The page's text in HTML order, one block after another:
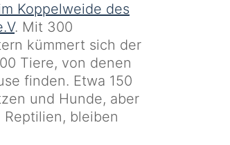
Koppelweide des
. Mit 300
kümmert sich der
Tiere, von denen
finden. Etwa 150
und Hunde, aber
bleiben